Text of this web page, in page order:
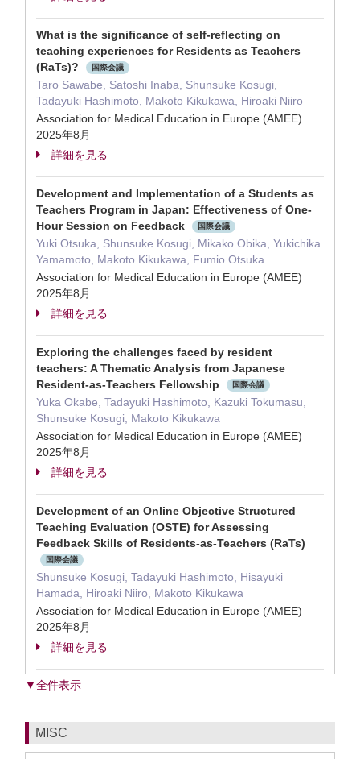
What is the significance of self-reflecting on
teaching experiences for Residents as Teachers
(RaTs)?
国際会議
Taro Sawabe, Satoshi Inaba, Shunsuke Kosugi,
Tadayuki Hashimoto, Makoto Kikukawa, Hiroaki Niiro
Association for Medical Education in Europe (AMEE)
2025年8月
詳細を見る
Development and Implementation of a Students as
Teachers Program in Japan: Effectiveness of One-
Hour Session on Feedback
国際会議
Yuki Otsuka, Shunsuke Kosugi, Mikako Obika, Yukichika
Yamamoto, Makoto Kikukawa, Fumio Otsuka
Association for Medical Education in Europe (AMEE)
2025年8月
詳細を見る
Exploring the challenges faced by resident
teachers: A Thematic Analysis from Japanese
Resident-as-Teachers Fellowship
国際会議
Yuka Okabe, Tadayuki Hashimoto, Kazuki Tokumasu,
Shunsuke Kosugi, Makoto Kikukawa
Association for Medical Education in Europe (AMEE)
2025年8月
詳細を見る
Development of an Online Objective Structured
Teaching Evaluation (OSTE) for Assessing
Feedback Skills of Residents-as-Teachers (RaTs)
国際会議
Shunsuke Kosugi, Tadayuki Hashimoto, Hisayuki
Hamada, Hiroaki Niiro, Makoto Kikukawa
Association for Medical Education in Europe (AMEE)
2025年8月
詳細を見る
▼全件表示
MISC